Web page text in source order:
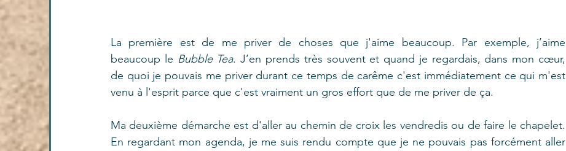
La première est de me priver de choses que j'aime beaucoup. Par exemple, j’aime
beaucoup le Bubble Tea. J’en prends très souvent et quand je regardais, dans mon cœur,
de quoi je pouvais me priver durant ce temps de carême c'est immédiatement ce qui m'est
venu à l'esprit parce que c'est vraiment un gros effort que de me priver de ça.
Ma deuxième démarche est d'aller au chemin de croix les vendredis ou de faire le chapelet.
En regardant mon agenda, je me suis rendu compte que je ne pouvais pas forcément aller